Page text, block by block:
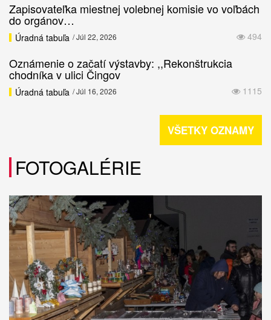
Zapisovateľka miestnej volebnej komisie vo voľbách
do orgánov…
494
Úradná tabuľa / Júl 22, 2026
Oznámenie o začatí výstavby: ,,Rekonštrukcia
chodníka v ulici Čingov
1115
Úradná tabuľa / Júl 16, 2026
VŠETKY OZNAMY
FOTOGALÉRIE